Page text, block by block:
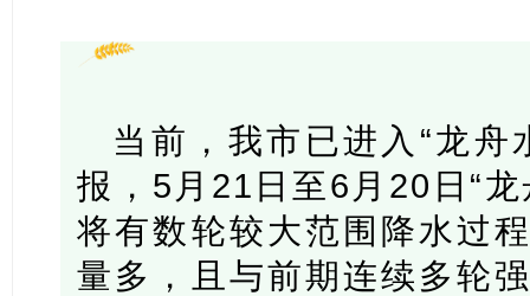
当前，我市已进入“龙舟
报，5月21日至6月20日“
将有数轮较大范围降水过
量多，且与前期连续多轮